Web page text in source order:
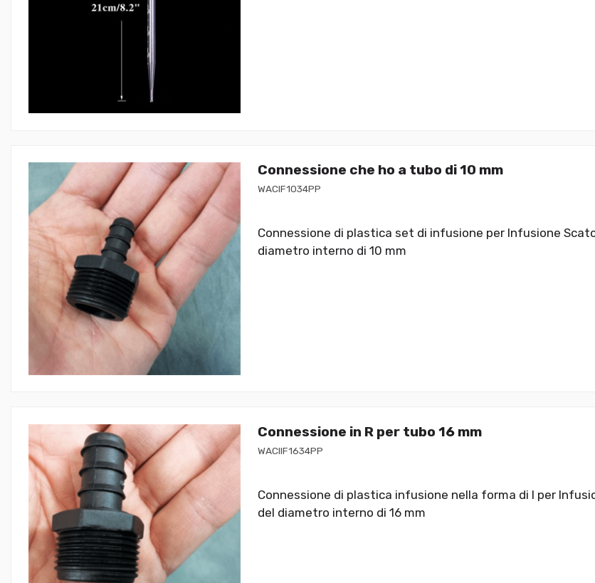
Connessione che ho a tubo di 10 mm
WACIF1034PP
Connessione di plastica set di infusione per Infusione
diametro interno di 10 mm
Connessione in R per tubo 16 mm
WACIIF1634PP
Connessione di plastica infusione nella forma di I per
del diametro interno di 16 mm